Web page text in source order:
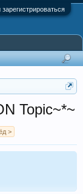
зарегистрироваться
Topic~*~
>